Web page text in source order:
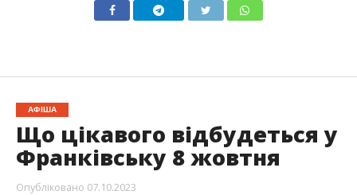
АФІША
Що цікавого відбудеться у
Франківську 8 жовтня
Опубліковано 07.10.2023